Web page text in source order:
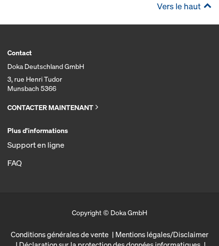
Vers le haut
Contact
Doka Deutschland GmbH
3, rue Henri Tudor
Munsbach 5366
CONTACTER MAINTENANT
Plus d'informations
Support en ligne
FAQ
Copyright © Doka GmbH
Conditions générales de vente
Mentions légales/Disclaimer